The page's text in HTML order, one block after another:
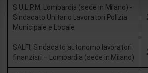
analizzare il nostro traffico.
informazioni sul modo in cui utilizza il
nostri partner che si occupano di analisi
pubblicità e social media, i quali
con altre informazioni che ha fornito
raccolto dal suo utilizzo dei loro servizi.
S.U.L.P.M. Lombardia (sede in Milano) -
Sindacato Unitario Lavoratori Polizia
Municipale e Locale
SALFI, Sindacato autonomo lavoratori
finanziari – Lombardia (sede in Milano)